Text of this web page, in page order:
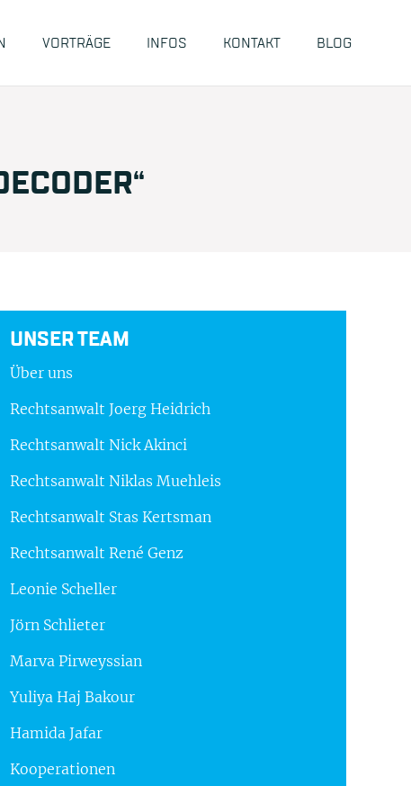
VORTRÄGE INFOS KONTAKT BLOG
UNSER TEAM
Über uns
Rechtsanwalt Joerg Heidrich
Rechtsanwalt Nick Akinci
Rechtsanwalt Niklas Muehleis
Rechtsanwalt Stas Kertsman
Rechtsanwalt René Genz
Leonie Scheller
Jörn Schlieter
Marva Pirweyssian
Yuliya Haj Bakour
Hamida Jafar
Kooperationen